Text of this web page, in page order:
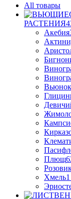
All товары
РАСТЕНИЯ
Акебия
Вьюнок
Плющ
Хмель1